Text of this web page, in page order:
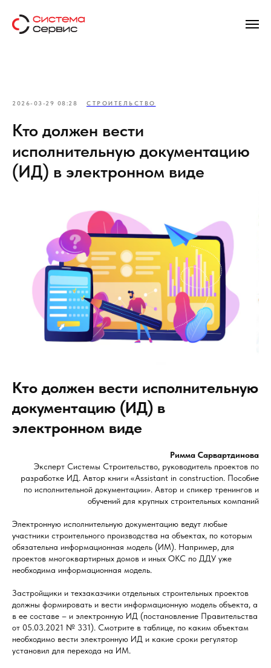
2026-03-29 08:28 СТРОИТЕЛЬСТВО
Кто должен вести
исполнительную документацию
(ИД) в электронном виде
Кто должен вести исполнительную
документацию (ИД) в
электронном виде
Римма Сарвартдинова
Эксперт Системы Строительство, руководитель проектов по
разработке ИД. Автор книги «Assistant in construction. Пособие
по исполнительной документации». Автор и спикер тренингов и
обучений для крупных строительных компаний
Электронную исполнительную документацию ведут любые
участники строительного производства на объектах, по которым
обязательна информационная модель (ИМ). Например, для
проектов многоквартирных домов и иных ОКС по ДДУ уже
необходима информационная модель.
Застройщики и техзаказчики отдельных строительных проектов
должны формировать и вести информационную модель объекта, а
в ее составе – и электронную ИД (постановление Правительства
от 05.03.2021 № 331). Смотрите в таблице, по каким объектам
необходимо вести электронную ИД и какие сроки регулятор
установил для перехода на ИМ.